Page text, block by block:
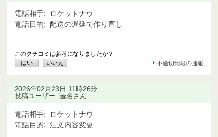
電話相手:
ロケットナウ
電話目的: 配送の遅延で作り直し
このクチコミは参考になりましたか？
はい
いいえ 不適切情報の通報
2026年02月23日 11時26分
投稿ユーザー: 匿名さん
電話相手:
ロケットナウ
電話目的: 注文内容変更